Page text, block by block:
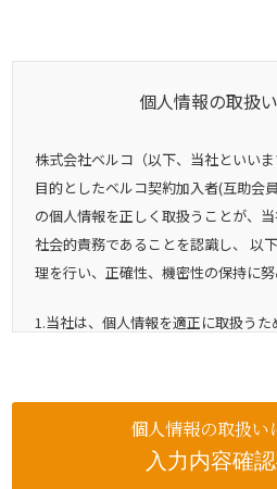
個人情報の取扱
株式会社ベルコ（以下、当社といい
目的としたベルコ契約加入者(互助会
の個人情報を正しく取扱うことが、
社会的責務であることを認識し、 以
理を行い、正確性、機密性の保持に努
1.当社は、個人情報を適正に取扱う
遵守します。個人情報とは、法第2条
個人に関する情報で、特定の個人を
も同様とします。
個人情報の取扱い